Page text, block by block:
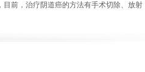
前，治疗阴道癌的方法有手术切除、放射